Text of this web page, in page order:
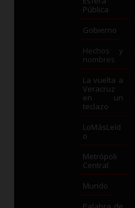
Pública
Gobierno
Hechos y
nombres
La vuelta a
Veracruz
en un
teclazo
LoMásLeíd
o
Metrópoli
Central
Mundo